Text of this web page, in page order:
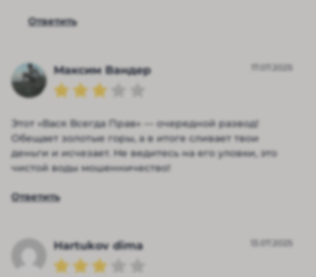
Ответить
Максим Вандер 17.07.2025
Этот «Вася Всегда Прав» — очередной развод!
Обещает золотые горы, а в итоге сливает твои
деньги и исчезает. Не ведитесь на его уловки, это
чистой воды мошенничество!
Ответить
Hartukov dima 13.07.2025